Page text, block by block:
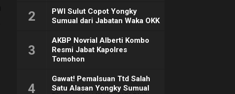
2
PWI Sulut Copot Yongky
Sumual dari Jabatan Waka OKK
3
AKBP Novrial Alberti Kombo
Resmi Jabat Kapolres
Tomohon
4
Gawat! Pemalsuan Ttd Salah
Satu Alasan Yongky Sumual